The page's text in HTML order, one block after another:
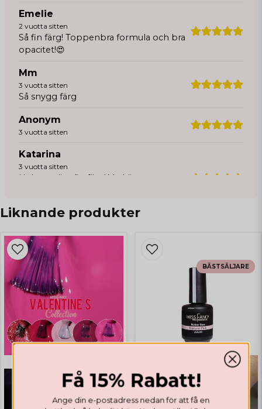
Emelie
2 vuotta sitten
Så fin färg! Toppenbra formula och bra
opacitet!😍
Mm
3 vuotta sitten
Så snygg färg
Anonym
3 vuotta sitten
Katarina
3 vuotta sitten
Helt otroligt fin färg! Verkligen neon
3 vuotta sitten
Helt underbar färg till sommaren! 👍
Liknande produkter
BÄSTSÄLJARE
Få 15% Rabatt!
Ange din e-postadress nedan för att få en